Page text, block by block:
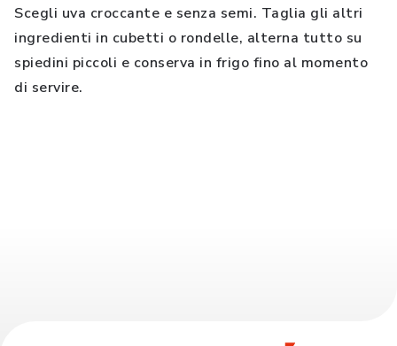
Scegli uva croccante e senza semi. Taglia gli altri
ingredienti in cubetti o rondelle, alterna tutto su
spiedini piccoli e conserva in frigo fino al momento
di servire.